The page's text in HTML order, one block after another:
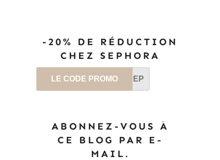
-20% DE RÉDUCTION
CHEZ SEPHORA
LE CODE PROMO SEP
ABONNEZ-VOUS À
CE BLOG PAR E-
MAIL.